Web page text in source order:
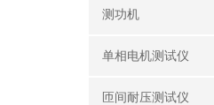
测功机
单相电机测试仪
匝间耐压测试仪